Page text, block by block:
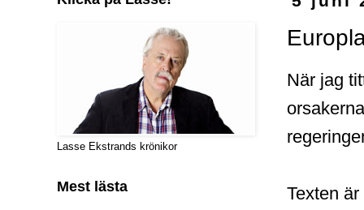
När jag
Texten
Lasse Ekstrands krönikor
Mest lästa